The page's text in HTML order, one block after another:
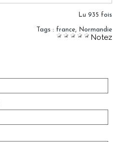
Lu 935 fois
Tags : france Normandie
Notez